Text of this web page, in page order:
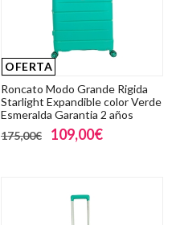
OFERTA
Roncato Modo Grande Rigida
Starlight Expandible color Verde
Esmeralda Garantia 2 años
175,00€
109,00€